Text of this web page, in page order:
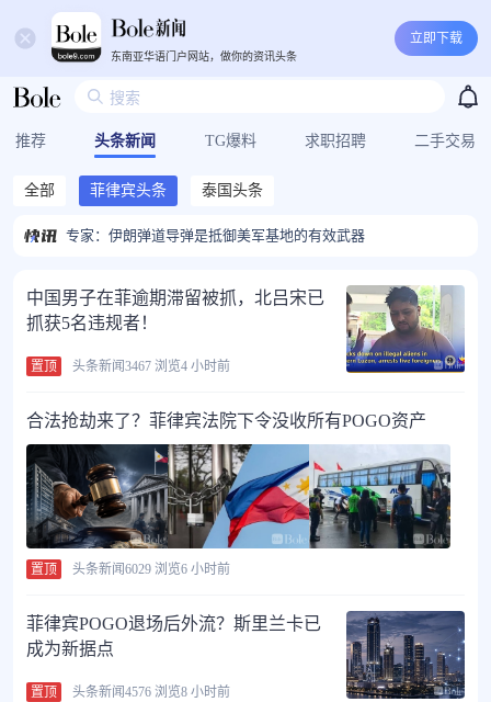
东南亚华语门户网站，做你的资讯头条
立即下载
推荐 头条新闻 TG爆料 求职招聘 二手交易
全部 菲律宾头条 泰国头条
上海首次启动所有苏州河口应急翻排泵组 有效防范水位猛涨
专家：伊朗弹道导弹是抵御美军基地的有效武器
80余家中外企业和机构拟在服贸会发布180余项创新成果
跨越山海寻根脉 26名华裔少年福建明溪开启“寻根育人”之旅
农业农村部和中国气象局继续发布农田渍涝风险预警
专家：美国无法在不损害武器库存的情况下升级与伊朗的冲突
消息人士：土耳其未对商船进入黑海实施任何限制
专家：伊朗弹道导弹是抵御美军基地的有效武器
多地兰州拉面馆改名为“青海拉面” ，好事还是坏事？
伊朗外交部回应伊斯兰堡—安卡拉—利雅得防务协定
80余家中外企业和机构拟在服贸会发布180余项创新成果
跨越山海寻根脉 26名华裔少年福建明溪开启“寻根育人”之旅
农业农村部和中国气象局继续发布农田渍涝风险预警
专家：美国无法在不损害武器库存的情况下升级与伊朗的冲突
消息人士：土耳其未对商船进入黑海实施任何限制
（长江十年行）湖北石首：从“化工围江”到“江豚逐浪” 绘就生态宜居新画卷
专家：伊朗弹道导弹是抵御美军基地的有效武器
多地兰州拉面馆改名为“青海拉面” ，好事还是坏事？
伊朗外交部回应伊斯兰堡—安卡拉—利雅得防务协定
80余家中外企业和机构拟在服贸会发布180余项创新成果
中国男子在菲逾期滞留被抓，北吕宋已
抓获5名违规者！
置顶 头条新闻3467 浏览4 小时前
合法抢劫来了？菲律宾法院下令没收所有POGO资产
置顶 头条新闻6029 浏览6 小时前
菲律宾POGO退场后外流？斯里兰卡已
成为新据点
置顶 头条新闻4576 浏览8 小时前